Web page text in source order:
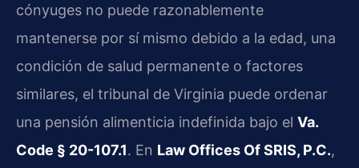
cónyuges no puede razonablemente
mantenerse por sí mismo debido a la edad, una
condición de salud permanente o factores
similares, el tribunal de Virginia puede ordenar
una pensión alimenticia indefinida bajo el Va.
Code § 20-107.1. En Law Offices Of SRIS, P.C.,